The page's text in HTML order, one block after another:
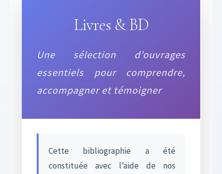
Livres & BD
Une sélection d’ouvrages
essentiels pour comprendre,
accompagner et témoigner
Cette bibliographie a été
constituée avec l’aide de nos